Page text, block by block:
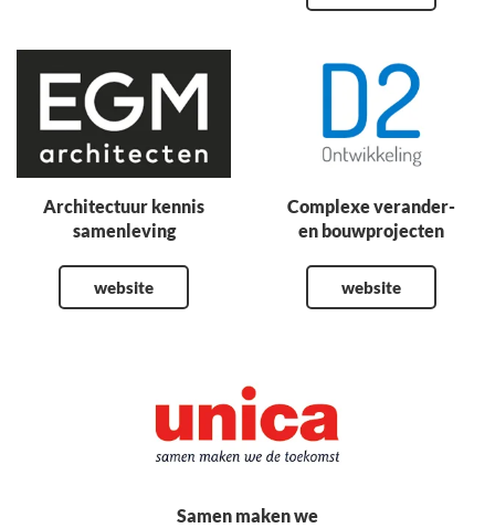
Architectuur kennis
samenleving
website
Complexe verander-
en bouwprojecten
website
Samen maken we